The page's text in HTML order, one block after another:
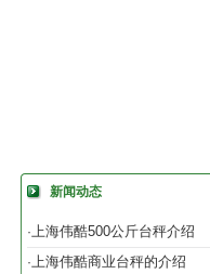
新闻动态
·上海伟酷500公斤台秤介绍
·上海伟酷商业台秤的介绍